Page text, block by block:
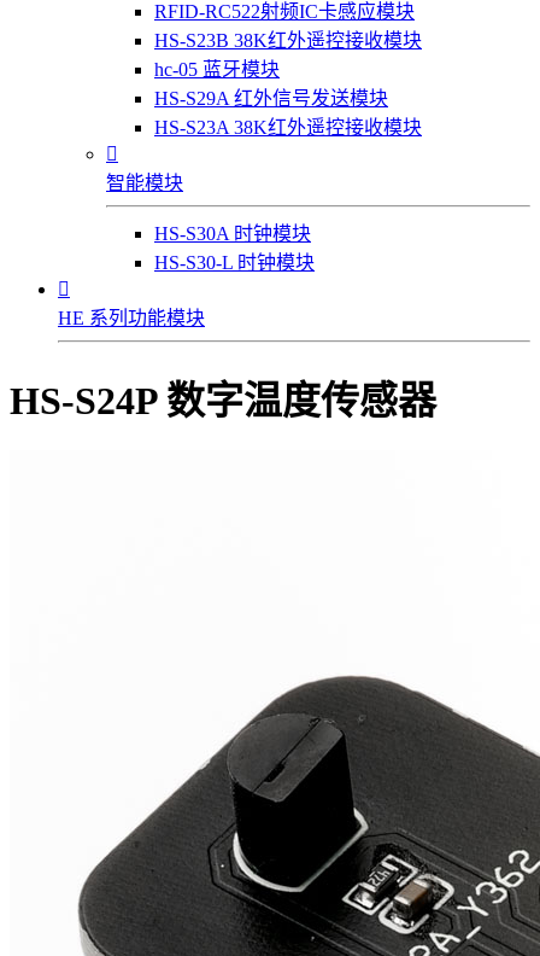
RFID-RC522射频IC卡感应模块
HS-S23B 38K红外遥控接收模块
hc-05 蓝牙模块
HS-S29A 红外信号发送模块
HS-S23A 38K红外遥控接收模块

智能模块
HS-S30A 时钟模块
HS-S30-L 时钟模块

HE 系列功能模块
HS-S24P 数字温度传感器